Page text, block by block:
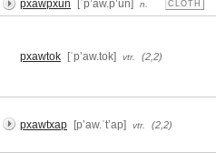
pxawpxun [ˈpʼaw.pʼun] n. CLOTH
pxawtok [ˈpʼaw.tok] vtr. (2,2)
pxawtxap [pʼaw.ˈtʼap] vtr. (2,2)